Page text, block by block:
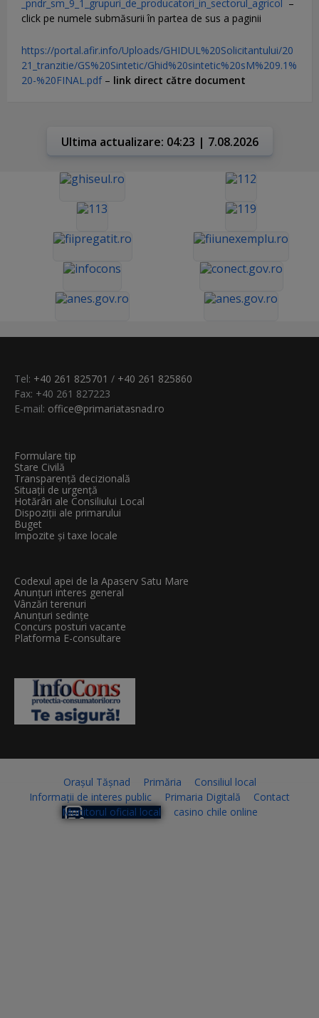
_pndr_sm_9_1_grupuri_de_producatori_in_sectorul_agricol –
click pe numele submăsurii în partea de sus a paginii
https://portal.afir.info/Uploads/GHIDUL%20Solicitantului/20
21_tranzitie/GS%20Sintetic/Ghid%20sintetic%20sM%209.1%
20-%20FINAL.pdf– link direct către document
Ultima actualizare: 04:23 | 7.08.2026
Tel: +40 261 825701 / +40 261 825860
Fax: +40 261 827223
E-mail: office@primariatasnad.ro
Formulare tip
Stare Civilă
Transparenţă decizională
Situații de urgență
Hotărâri ale Consiliului Local
Dispoziții ale primarului
Buget
Impozite și taxe locale
Codexul apei de la Apaserv Satu Mare
Anunțuri interes general
Vânzări terenuri
Anunțuri sedințe
Concurs posturi vacante
Platforma E-consultare
Orașul Tășnad Primăria
Consiliul local
Informații de interes public
Primaria Digitală
Contact
Monitorul oficial local
casino chile online